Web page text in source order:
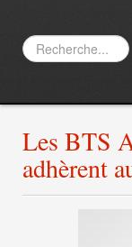
Rechercher
Les BTS
adhèrent